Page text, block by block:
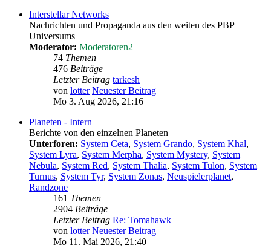
Interstellar Networks
Nachrichten und Propaganda aus den weiten des PBP
Universums
Moderator: Moderatoren2
74 Themen
476 Beiträge
Letzter Beitrag tarkesh
von lotter Neuester Beitrag
Mo 3. Aug 2026, 21:16
Planeten - Intern
Berichte von den einzelnen Planeten
Unterforen: System Ceta, System Grando, System Khal,
System Lyra, System Merpha, System Mystery, System
Nebula, System Red, System Thalia, System Tulon, System
Turnus, System Tyr, System Zonas, Neuspielerplanet,
Randzone
161 Themen
2904 Beiträge
Letzter Beitrag Re: Tomahawk
von lotter Neuester Beitrag
Mo 11. Mai 2026, 21:40